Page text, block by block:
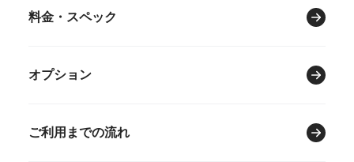
料金・スペック
オプション
ご利用までの流れ